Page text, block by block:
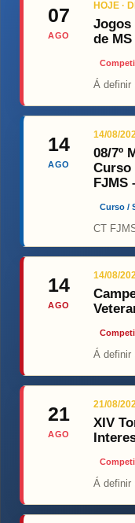
07
AGO
HOJE ·
Jogos
de MS
Á definir
14
AGO
14/08/
08/7º
Curso
FJMS
Curso /
CT
14
AGO
14/08/
Á definir
21
AGO
21/08/
XIV
Á definir